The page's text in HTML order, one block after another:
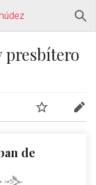
presbítero
de